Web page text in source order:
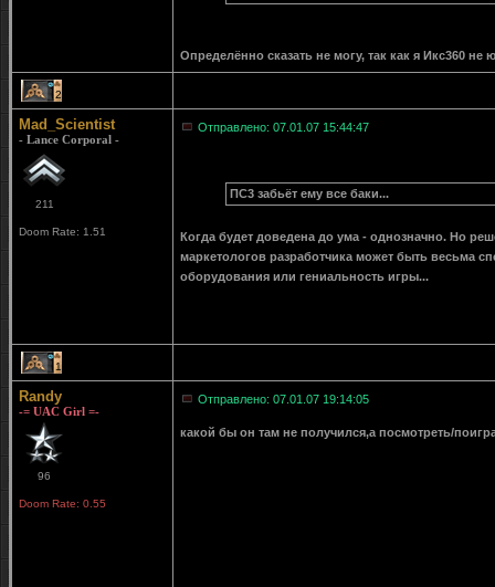
Определённо сказать не могу, так как я Икс360
2
Mad_Scientist
- Lance Corporal -
211
Doom Rate: 1.51
Отправлено: 07.01.07 15:44:47
ПС3 забьёт ему все баки...
Когда будет доведена до ума - однозначно. Но
маркетологов разработчика может быть весьма
оборудования или гениальность игры...
1
Randy
-= UAC Girl =-
96
Doom Rate: 0.55
Отправлено: 07.01.07 19:14:05
какой бы он там не получился,а посмотреть/